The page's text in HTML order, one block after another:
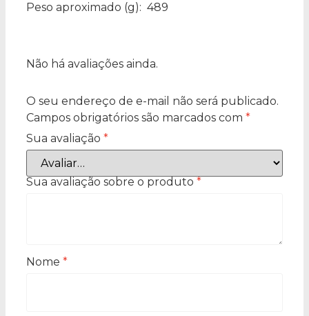
Peso aproximado (g): 489
Não há avaliações ainda.
O seu endereço de e-mail não será publicado.
Campos obrigatórios são marcados com *
Sua avaliação *
Sua avaliação sobre o produto *
Nome *